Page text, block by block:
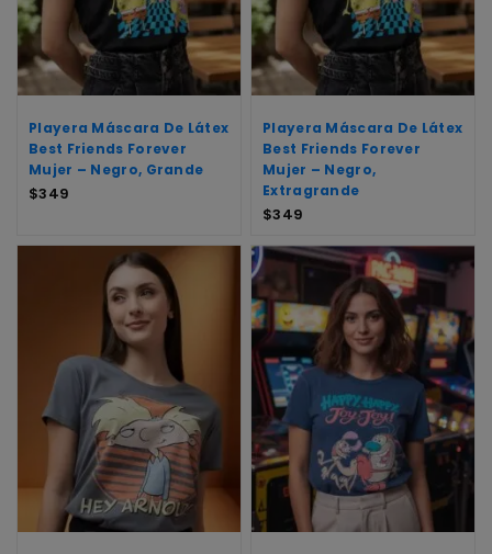
Playera Máscara De Látex
Best Friends Forever
Mujer – Negro, Grande
$349
Playera Máscara De Látex
Best Friends Forever
Mujer – Negro,
Extragrande
$349